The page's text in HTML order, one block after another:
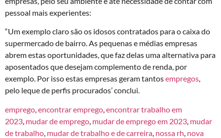
pessoal mais experientes:
“Um exemplo claro são os idosos contratados para o caixa do
supermercado de bairro. As pequenas e médias empresas
abrem estas oportunidades, que faz delas uma alternativa para
aposentados que desejam complemento de renda, por
exemplo. Por isso estas empresas geram tantosempregos,
pelo leque de perfis procurados’ conclui.
emprego encontrar emprego encontrar trabalho em
2023 mudar de emprego mudar de emprego em 2023 mudar
de trabalho mudar de trabalho e de carreira nossa rh nova